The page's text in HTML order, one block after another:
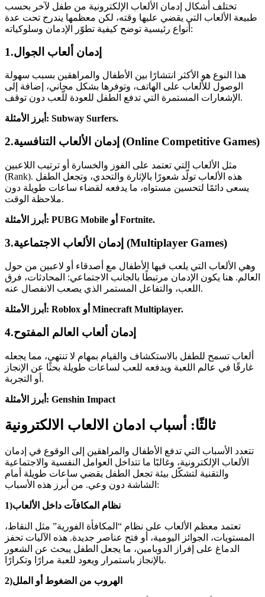
تختلف أشكال إدمان الألعاب الإلكترونية من طفل لآخر بحسب
طبيعة الألعاب التي يقضي عليها وقته، لكن معظمها يندرج تحت عدة
أنواع رئيسية توضح كيفية تطوّر الإدمان وسلوكياته:
1.إدمان ألعاب الجوال
هذا النوع هو الأكثر انتشارًا بين الأطفال والمراهقين بسبب سهولة
الوصول للألعاب على الهاتف، وتوفرها بشكل مجاني، إضافة إلى
الإشعارات المستمرة التي تدفع الطفل للعودة للّعب دون توقف.
أبرز الأمثلة: Subway Surfers.
2.إدمان الألعاب التنافسية (Online Competitive Games)
مثل الألعاب التي تعتمد على الفوز والخسارة أو ترتيب اللاعبين
(Rank). هذه الألعاب تولّد شعورًا بالإثارة والتحدي، وتجعل الطفل
يسعى دائمًا لتحسين مستواه، ما يدفعه لقضاء ساعات طويلة دون
ملاحظة الوقت.
أبرز الأمثلة: PUBG Mobile أو Fortnite.
3.إدمان الألعاب الاجتماعية (Multiplayer Games)
وهي الألعاب التي يلعب فيها الأطفال مع أصدقاء أو لاعبين من حول
العالم. هنا يكون الإدمان مرتبطًا بالجانب الاجتماعي: المحادثات، فرق
اللعب، والتفاعل المستمر الذي يصعب الانفصال عنه.
أبرز الأمثلة: Roblox أو Minecraft Multiplayer.
4.إدمان ألعاب العالم المفتوح
ألعاب تسمح للطفل بالاستكشاف والقيام بمهام لا تنتهي، مما يجعله
غارقًا في عالم اللعبة ويدفعه للعب لساعات طويلة بحثًا عن الإنجاز
أو التجربة.
أبرز الأمثلة: Genshin Impact
ثالثًا: أسباب ادمان الالعاب الالكترونية
تتعدد الأسباب التي تدفع الأطفال والمراهقين إلى الوقوع في إدمان
الألعاب الإلكترونية، وغالبًا ما تتداخل العوامل النفسية والاجتماعية
والتقنية لتشكّل بيئة تجعل الطفل يقضي ساعات طويلة أمام
الشاشة دون وعي. من أبرز هذه الأسباب:
1)نظام المكافآت داخل الألعاب
تعتمد معظم الألعاب على نظام “المكافأة الفورية” مثل النقاط،
المستويات، الجوائز اليومية، أو فتح عناصر جديدة. هذه الآليات تحفز
الدماغ على إفراز الدوبامين، ما يجعل الطفل يبحث عن الشعور
بالإنجاز باستمرار ويعود للعبة مرارًا وتكرارًا.
2)الهروب من الضغوط أو الملل